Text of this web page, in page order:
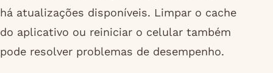
há atualizações disponíveis. Limpar o cache
do aplicativo ou reiniciar o celular também
pode resolver problemas de desempenho.